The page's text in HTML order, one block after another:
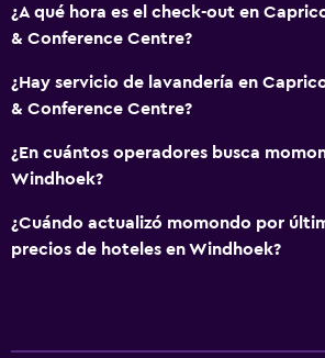
¿A qué hora es el check-out en
& Conference Centre?
¿Hay servicio de lavandería en
& Conference Centre?
¿En cuántos operadores busca
Windhoek?
¿Cuándo actualizó momondo por
precios de hoteles en Windhoek?